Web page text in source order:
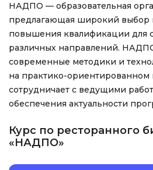
НАДПО — образовательная
предлагающая широкий выбор
повышения квалификации для
различных направлений.
современные методики и
на практико-ориентированном
сотрудничает с ведущими
обеспечения актуальности
Курс по ресторанного
«НАДПО»